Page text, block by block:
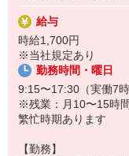
・結婚を機に働き方を
・出産後も働ける仕事
・資格を活かして働き
・資格はないけど働け
給与
時給1,700円
※当社規定あり
勤務時間・曜日
9:15〜17:30（実働7
※残業：月10〜15時
繁忙時期あります
【勤務】